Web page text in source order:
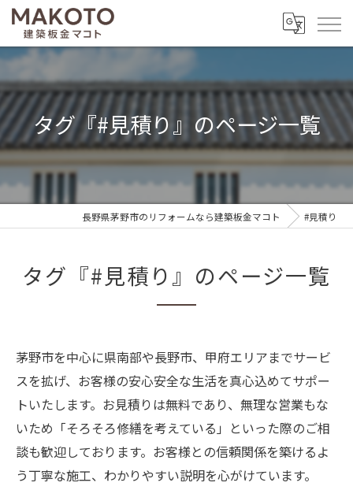
タグ『#見積り』のページ一覧
長野県茅野市のリフォームなら建築板金マコト #見積り
タグ『#見積り』のページ一覧
茅野市を中心に県南部や長野市、甲府エリアまでサービ
スを拡げ、お客様の安心安全な生活を真心込めてサポー
トいたします。お見積りは無料であり、無理な営業もな
いため「そろそろ修繕を考えている」といった際のご相
談も歓迎しております。お客様との信頼関係を築けるよ
う丁寧な施工、わかりやすい説明を心がけています。